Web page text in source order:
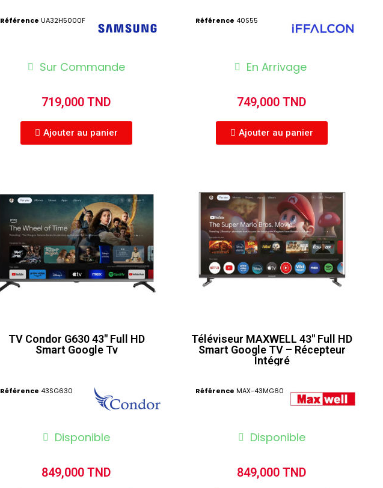
Référence UA32H5000F
Sur Commande
719,000 TND
Ajouter au panier
Référence 40S55
En Arrivage
749,000 TND
Ajouter au panier
TV Condor G630 43" Full HD
Smart Google Tv
Référence 43SG630
Disponible
849,000 TND
Téléviseur MAXWELL 43" Full HD
Smart Google TV – Récepteur
Intégré
Référence MAX-43MG60
Disponible
849,000 TND